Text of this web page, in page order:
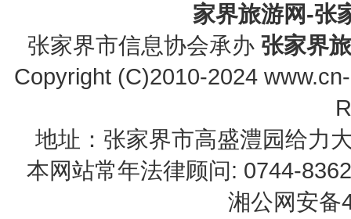
家界旅游网-张
张家界市信息协会承办 张家界
Copyright (C)2010-2024
地址：张家界市高盛澧园给力
本网站常年法律顾问: 0744-
湘公网安备